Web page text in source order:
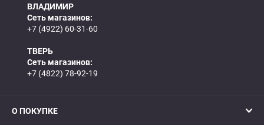
ВЛАДИМИР
Сеть магазинов:
+7 (4922) 60-31-60
ТВЕРЬ
Сеть магазинов:
+7 (4822) 78-92-19
О ПОКУПКЕ